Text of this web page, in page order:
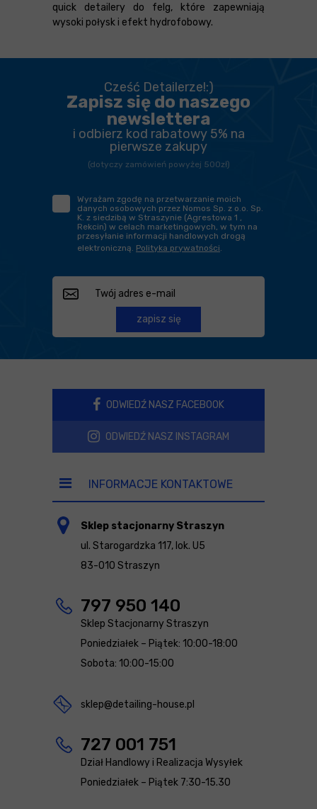
quick detailery do felg, które zapewniają
wysoki połysk i efekt hydrofobowy.
Cześć Detailerze!:)
Zapisz się do naszego
newslettera
i odbierz kod rabatowy 5% na
pierwsze zakupy
(dotyczy zamówień powyżej 500zł)
Wyrażam zgodę na przetwarzanie moich
danych osobowych przez Nomos Sp. z o.o. Sp.
K. z siedzibą w Straszynie (Agrestowa 1 ,
Rekcin) w celach marketingowych, w tym na
przesyłanie informacji handlowych drogą
elektroniczną. Polityka prywatności
zapisz się
ODWIEDŹ NASZ FACEBOOK
ODWIEDŹ NASZ INSTAGRAM
INFORMACJE KONTAKTOWE
Sklep stacjonarny Straszyn
ul. Starogardzka 117, lok. U5
83-010 Straszyn
797 950 140
Sklep Stacjonarny Straszyn
Poniedziałek – Piątek: 10:00-18:00
Sobota: 10:00-15:00
sklep@detailing-house.pl
727 001 751
Dział Handlowy i Realizacja Wysyłek
Poniedziałek – Piątek 7:30-15.30